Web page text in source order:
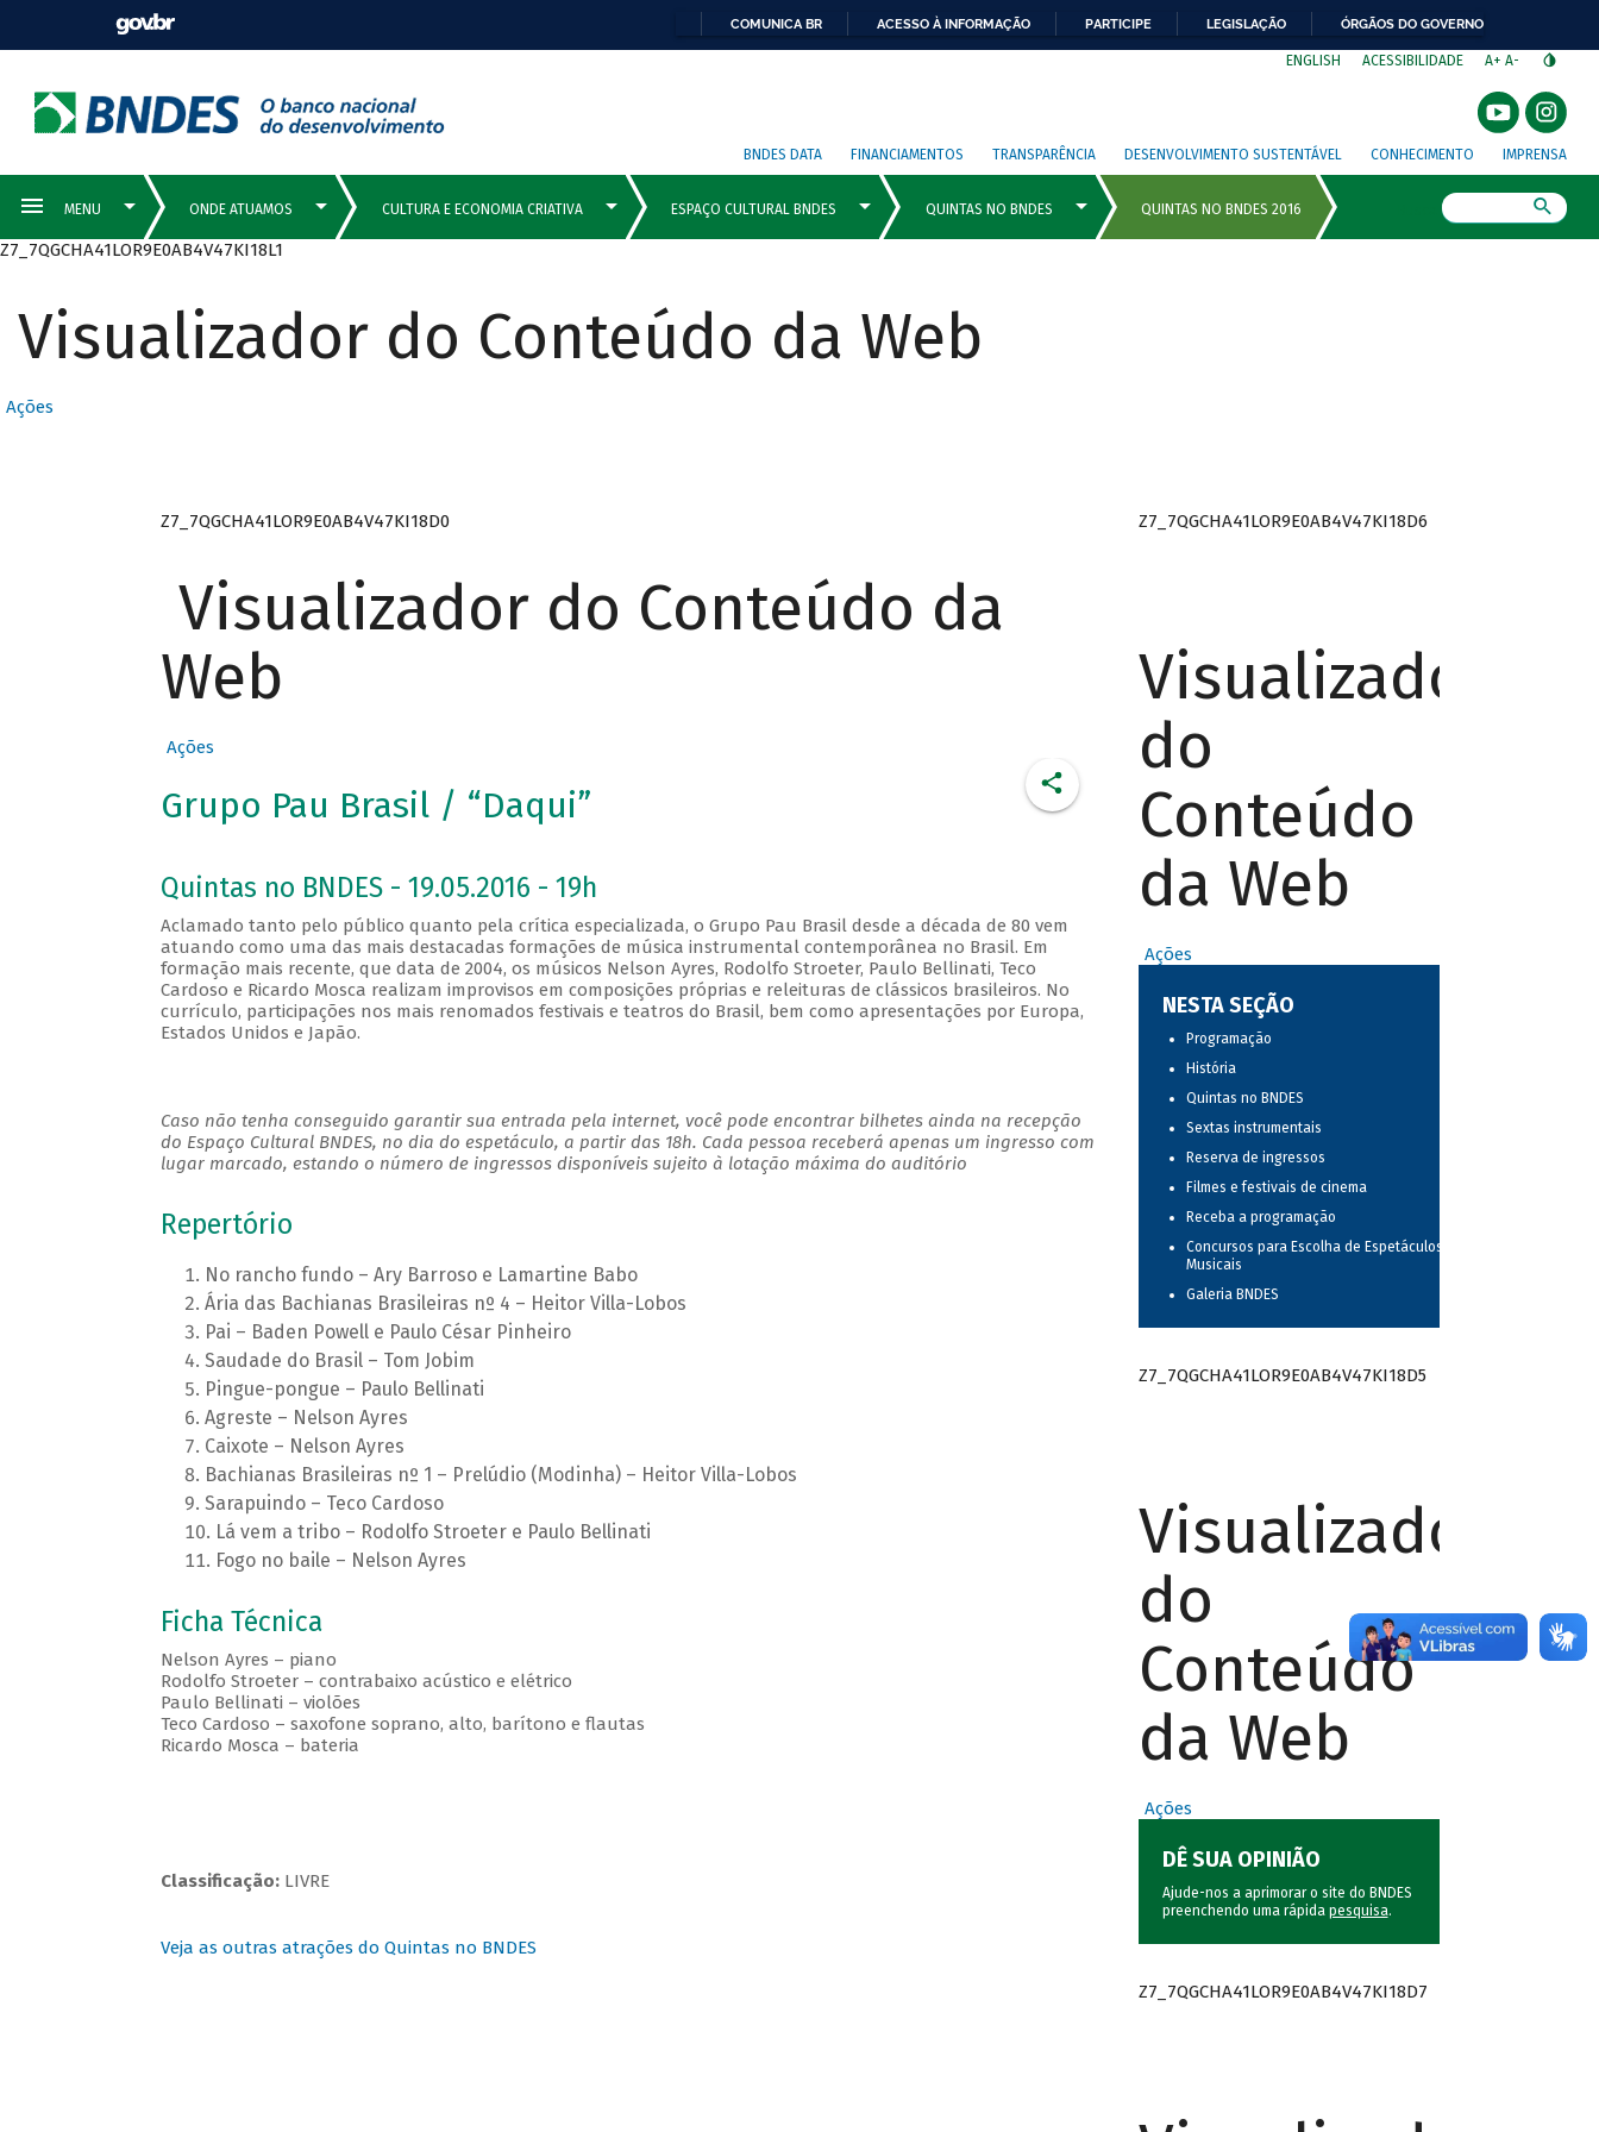
COMUNICA BR ACESSO À INFORMAÇÃO PARTICIPE LEGISLAÇÃO ÓRGÃOS DO GOVERNO
ENGLISH ACESSIBILIDADE A+ A-
BNDES DATA FINANCIAMENTOS TRANSPARÊNCIA DESENVOLVIMENTO SUSTENTÁVEL CONHECIMENTO IMPRENSA
Z7_7QGCHA41LOR9E0AB4V47KI18L1
Visualizador do Conteúdo da Web
Ações
Z7_7QGCHA41LOR9E0AB4V47KI18D0
Visualizador do Conteúdo da
Web
Ações
Grupo Pau Brasil / “Daqui”
Quintas no BNDES - 19.05.2016 - 19h
Aclamado tanto pelo público quanto pela crítica especializada, o Grupo Pau Brasil desde a década de 80 vem
atuando como uma das mais destacadas formações de música instrumental contemporânea no Brasil. Em
formação mais recente, que data de 2004, os músicos Nelson Ayres, Rodolfo Stroeter, Paulo Bellinati, Teco
Cardoso e Ricardo Mosca realizam improvisos em composições próprias e releituras de clássicos brasileiros. No
currículo, participações nos mais renomados festivais e teatros do Brasil, bem como apresentações por Europa,
Estados Unidos e Japão.
Caso não tenha conseguido garantir sua entrada pela internet, você pode encontrar bilhetes ainda na recepção
do Espaço Cultural BNDES, no dia do espetáculo, a partir das 18h. Cada pessoa receberá apenas um ingresso com
lugar marcado, estando o número de ingressos disponíveis sujeito à lotação máxima do auditório
Repertório
No rancho fundo – Ary Barroso e Lamartine Babo
Ária das Bachianas Brasileiras nº 4 – Heitor Villa-Lobos
Pai – Baden Powell e Paulo César Pinheiro
Saudade do Brasil – Tom Jobim
Pingue-pongue – Paulo Bellinati
Agreste – Nelson Ayres
Caixote – Nelson Ayres
Bachianas Brasileiras nº 1 – Prelúdio (Modinha) – Heitor Villa-Lobos
Sarapuindo – Teco Cardoso
Lá vem a tribo – Rodolfo Stroeter e Paulo Bellinati
Fogo no baile – Nelson Ayres
Ficha Técnica
Nelson Ayres – piano
Rodolfo Stroeter – contrabaixo acústico e elétrico
Paulo Bellinati – violões
Teco Cardoso – saxofone soprano, alto, barítono e flautas
Ricardo Mosca – bateria
Classificação: LIVRE
Veja as outras atrações do Quintas no BNDES
Z7_7QGCHA41LOR9E0AB4V47KI18D6
Visualizador
do
Conteúdo
da Web
Ações
NESTA SEÇÃO
Programação
História
Quintas no BNDES
Sextas instrumentais
Reserva de ingressos
Filmes e festivais de cinema
Receba a programação
Concursos para Escolha de Espetáculos
Musicais
Galeria BNDES
Z7_7QGCHA41LOR9E0AB4V47KI18D5
Visualizador
do
Conteúdo
da Web
Ações
DÊ SUA OPINIÃO
Ajude-nos a aprimorar o site do BNDES
preenchendo uma rápida pesquisa.
Z7_7QGCHA41LOR9E0AB4V47KI18D7